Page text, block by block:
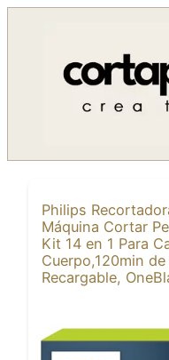
contenido
Philips
Máquina Cortar
Kit 14 en 1 Para
Cuerpo,120min
Recargable,